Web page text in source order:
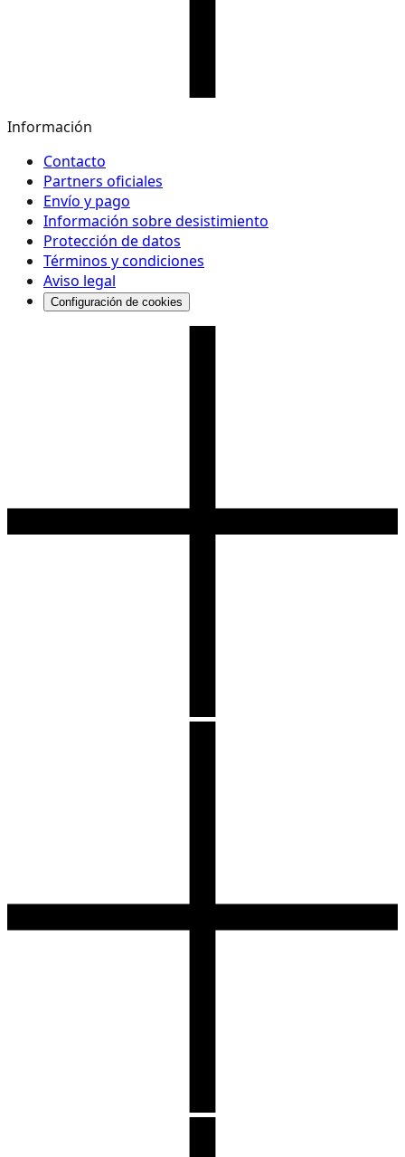
Información
Contacto
Partners oficiales
Envío y pago
Información sobre desistimiento
Protección de datos
Términos y condiciones
Aviso legal
Configuración de cookies